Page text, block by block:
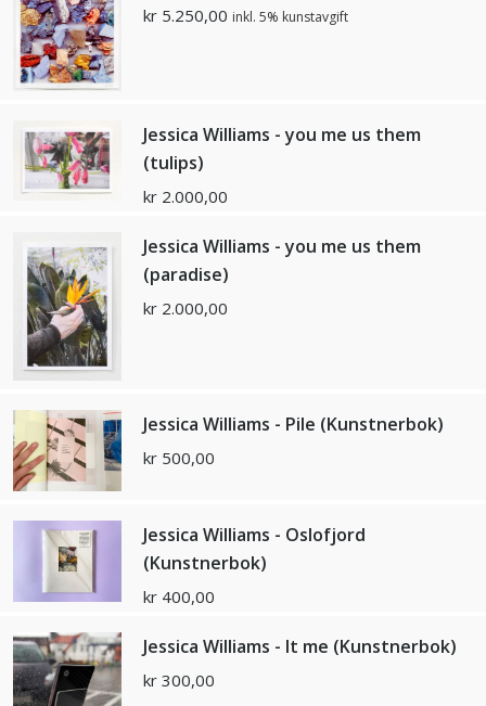
kr 5.250,00 inkl. 5% kunstavgift
Jessica Williams - you me us them
(tulips)
kr 2.000,00
Jessica Williams - you me us them
(paradise)
kr 2.000,00
Jessica Williams - Pile (Kunstnerbok)
kr 500,00
Jessica Williams - Oslofjord
(Kunstnerbok)
kr 400,00
Jessica Williams - It me (Kunstnerbok)
kr 300,00